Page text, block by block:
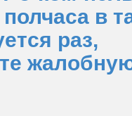
в
раз,